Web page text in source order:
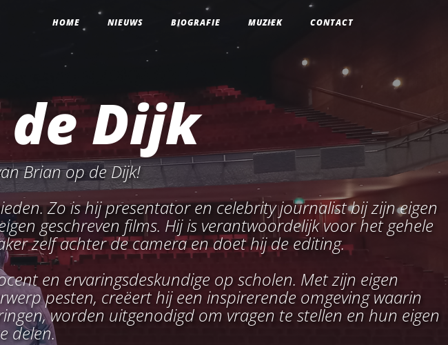
HOME NIEUWS BIOGRAFIE MUZIEK CONTACT
Dijk
Brian op de Dijk!
Zo is hij presentator en celebrity journalist bij zijn eigen
geschreven films. Hij is verantwoordelijk voor het gehele
zelf achter de camera en doet hij de editing.
en ervaringsdeskundige op scholen. Met zijn eigen
pesten, creëert hij een inspirerende omgeving waarin
worden uitgenodigd om vragen te stellen en hun eigen
delen.